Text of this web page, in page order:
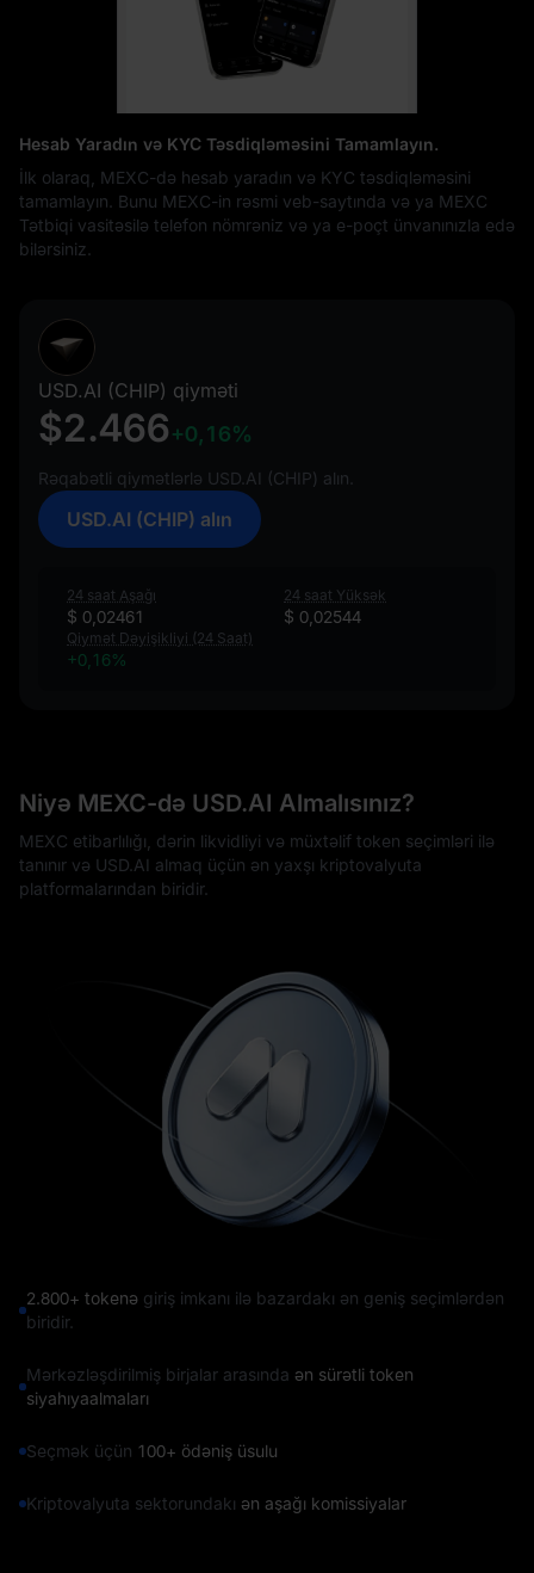
Hesab Yaradın və KYC Təsdiqləməsini Tamamlayın.
İlk olaraq, MEXC-də hesab yaradın və KYC təsdiqləməsini
tamamlayın. Bunu MEXC-in rəsmi veb-saytında və ya MEXC
Tətbiqi vasitəsilə telefon nömrəniz və ya e-poçt ünvanınızla edə
bilərsiniz.
USD.AI (CHIP) qiyməti
$2.466+0,16%
Rəqabətli qiymətlərlə USD.AI (CHIP) alın.
USD.AI (CHIP) alın
24 saat Aşağı
$ 0,02461
24 saat Yüksək
$ 0,02544
Qiymət Dəyişikliyi (24 Saat)
+0,16%
Niyə MEXC-də USD.AI Almalısınız?
MEXC etibarlılığı, dərin likvidliyi və müxtəlif token seçimləri ilə
tanınır və USD.AI almaq üçün ən yaxşı kriptovalyuta
platformalarından biridir.
2.800+ tokenə giriş imkanı ilə bazardakı ən geniş seçimlərdən
biridir.
Mərkəzləşdirilmiş birjalar arasında ən sürətli token
siyahıyaalmaları
Seçmək üçün 100+ ödəniş üsulu
Kriptovalyuta sektorundakı ən aşağı komissiyalar